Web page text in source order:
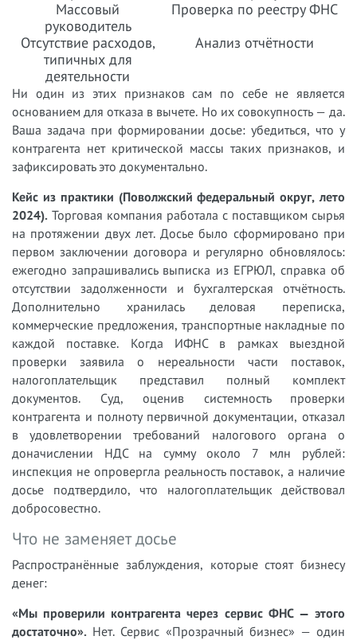
Массовый
руководитель
Проверка по реестру ФНС
Отсутствие расходов,
типичных для
деятельности
Анализ отчётности
Ни один из этих признаков сам по себе не является
основанием для отказа в вычете. Но их совокупность — да.
Ваша задача при формировании досье: убедиться, что у
контрагента нет критической массы таких признаков, и
зафиксировать это документально.
Кейс из практики (Поволжский федеральный округ, лето
2024). Торговая компания работала с поставщиком сырья
на протяжении двух лет. Досье было сформировано при
первом заключении договора и регулярно обновлялось:
ежегодно запрашивались выписка из ЕГРЮЛ, справка об
отсутствии задолженности и бухгалтерская отчётность.
Дополнительно хранилась деловая переписка,
коммерческие предложения, транспортные накладные по
каждой поставке. Когда ИФНС в рамках выездной
проверки заявила о нереальности части поставок,
налогоплательщик представил полный комплект
документов. Суд, оценив системность проверки
контрагента и полноту первичной документации, отказал
в удовлетворении требований налогового органа о
доначислении НДС на сумму около 7 млн рублей:
инспекция не опровергла реальность поставок, а наличие
досье подтвердило, что налогоплательщик действовал
добросовестно.
Что не заменяет досье
Распространённые заблуждения, которые стоят бизнесу
денег:
«Мы проверили контрагента через сервис ФНС — этого
достаточно». Нет. Сервис «Прозрачный бизнес» — один